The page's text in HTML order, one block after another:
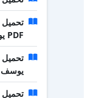
PDF يوسف الحسني مجانا
يوسف